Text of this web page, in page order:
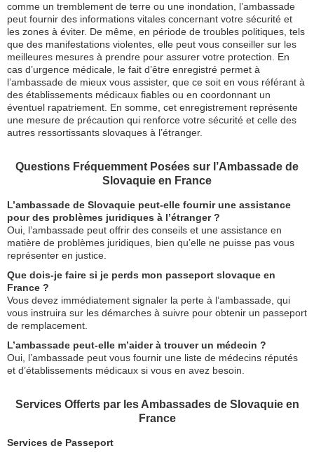
comme un tremblement de terre ou une inondation, l’ambassade
peut fournir des informations vitales concernant votre sécurité et
les zones à éviter. De même, en période de troubles politiques, tels
que des manifestations violentes, elle peut vous conseiller sur les
meilleures mesures à prendre pour assurer votre protection. En
cas d’urgence médicale, le fait d’être enregistré permet à
l’ambassade de mieux vous assister, que ce soit en vous référant à
des établissements médicaux fiables ou en coordonnant un
éventuel rapatriement. En somme, cet enregistrement représente
une mesure de précaution qui renforce votre sécurité et celle des
autres ressortissants slovaques à l’étranger.
Questions Fréquemment Posées sur l’Ambassade de
Slovaquie en France
L’ambassade de Slovaquie peut-elle fournir une assistance
pour des problèmes juridiques à l’étranger ?
Oui, l’ambassade peut offrir des conseils et une assistance en
matière de problèmes juridiques, bien qu’elle ne puisse pas vous
représenter en justice.
Que dois-je faire si je perds mon passeport slovaque en
France ?
Vous devez immédiatement signaler la perte à l’ambassade, qui
vous instruira sur les démarches à suivre pour obtenir un passeport
de remplacement.
L’ambassade peut-elle m’aider à trouver un médecin ?
Oui, l’ambassade peut vous fournir une liste de médecins réputés
et d’établissements médicaux si vous en avez besoin.
Services Offerts par les Ambassades de Slovaquie en
France
Services de Passeport